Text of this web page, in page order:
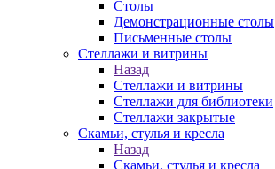
Столы
Демонстрационные столы
Письменные столы
Стеллажи и витрины
Назад
Стеллажи и витрины
Стеллажи для библиотеки
Стеллажи закрытые
Скамьи, стулья и кресла
Назад
Скамьи, стулья и кресла